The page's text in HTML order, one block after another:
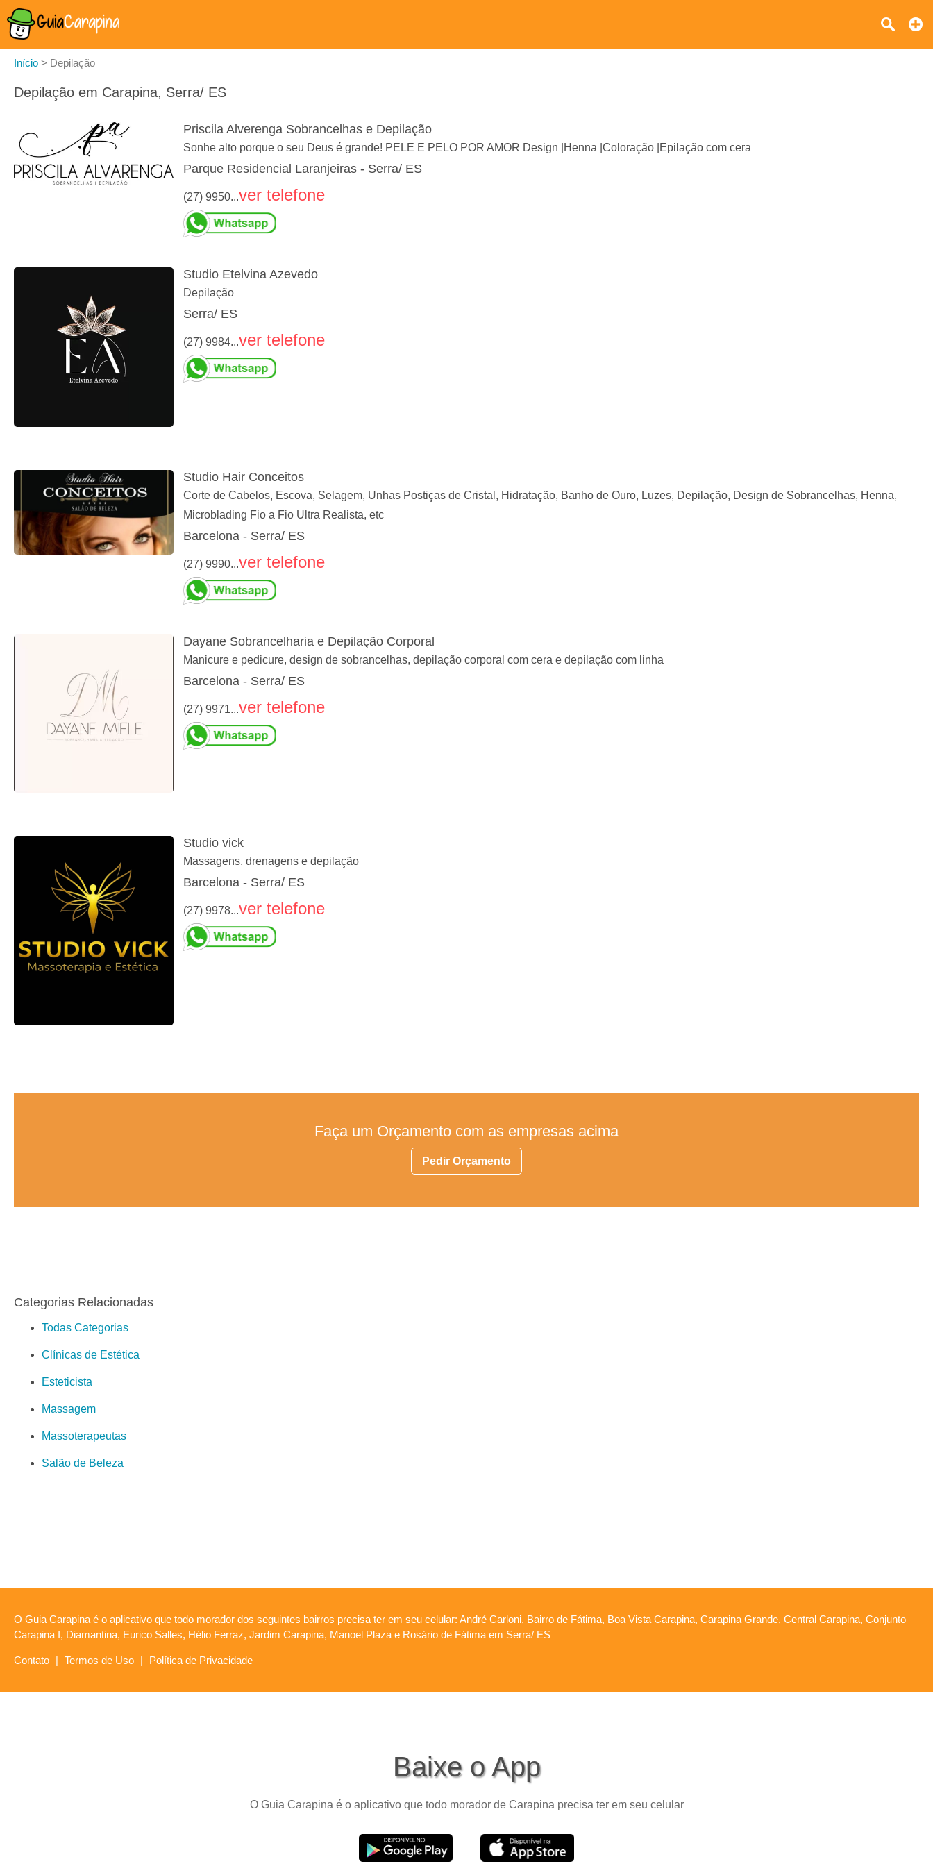
Início > Depilação
Depilação em Carapina, Serra/ ES
Priscila Alverenga Sobrancelhas e Depilação
Sonhe alto porque o seu Deus é grande! PELE E PELO POR AMOR Design |Henna |Coloração |Epilação com cera
Parque Residencial Laranjeiras - Serra/ ES
(27) 9950...ver telefone
Studio Etelvina Azevedo
Depilação
Serra/ ES
(27) 9984...ver telefone
Studio Hair Conceitos
Corte de Cabelos, Escova, Selagem, Unhas Postiças de Cristal, Hidratação, Banho de Ouro, Luzes, Depilação, Design de Sobrancelhas, Henna,
Microblading Fio a Fio Ultra Realista, etc
Barcelona - Serra/ ES
(27) 9990...ver telefone
Dayane Sobrancelharia e Depilação Corporal
Manicure e pedicure, design de sobrancelhas, depilação corporal com cera e depilação com linha
Barcelona - Serra/ ES
(27) 9971...ver telefone
Studio vick
Massagens, drenagens e depilação
Barcelona - Serra/ ES
(27) 9978...ver telefone
Faça um Orçamento com as empresas acima
Pedir Orçamento
Categorias Relacionadas
Todas Categorias
Clínicas de Estética
Esteticista
Massagem
Massoterapeutas
Salão de Beleza
O Guia Carapina é o aplicativo que todo morador dos seguintes bairros precisa ter em seu celular: André Carloni, Bairro de Fátima, Boa Vista Carapina, Carapina Grande, Central Carapina, Conjunto
Carapina I, Diamantina, Eurico Salles, Hélio Ferraz, Jardim Carapina, Manoel Plaza e Rosário de Fátima em Serra/ ES
Contato | Termos de Uso | Política de Privacidade
Baixe o App
O Guia Carapina é o aplicativo que todo morador de Carapina precisa ter em seu celular